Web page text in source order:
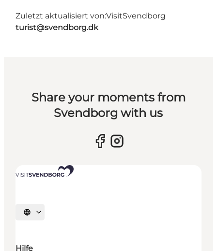
Zuletzt aktualisiert von:VisitSvendborg
turist@svendborg.dk
Share your moments from
Svendborg with us
Sprache auswählen
Hilfe